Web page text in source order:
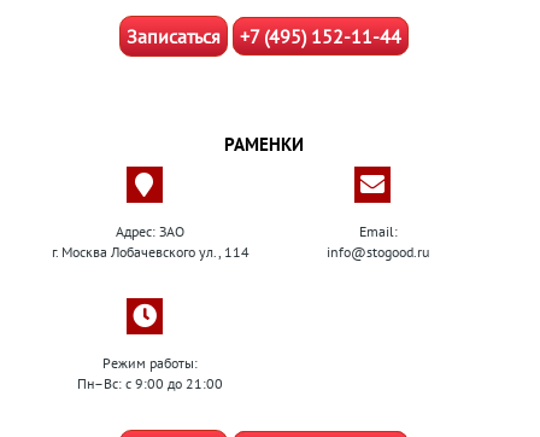
Записаться +7 (495) 152-11-44
РАМЕНКИ
Адрес: ЗАО
г. Москва Лобачевского ул., 114
Email:
info@stogood.ru
Режим работы:
Пн–Вс: с 9:00 до 21:00